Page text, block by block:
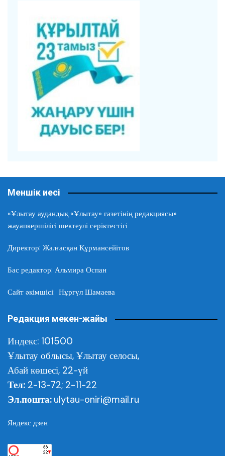
Меншік иесі
«Ұлытау аудандық «Ұлытау» газетінің редакциясы»
жауапкершілігі шектеулі серіктестігі
Директор: Жалғасқан Құрмансейітов
Бас редактор: Альмира Оспан
Сайт әкімшісі: Нұргүл Шамаева
Редакция мекен-жайы
Индекс: 101500
Ұлытау облысы, Ұлытау селосы,
Абай көшесі, 22-үй
Тел: 2-13-72; 2-11-22
Эл.пошта: ulytau-oniri@mail.ru
Яндекс дзен